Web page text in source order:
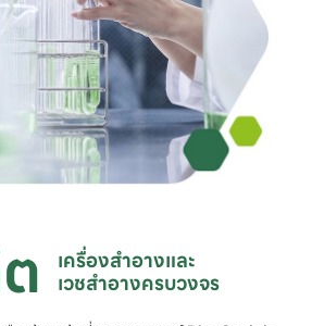
เครื่องสำอางและ
เวชสำอางครบวงจร